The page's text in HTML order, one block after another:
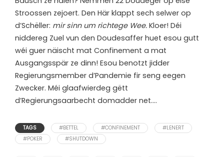
Stroossen zejoert. Den Här klappt sech selwer op
d’Schëller: mir sinn um richtege Wee. Kloer! Déi
niddereg Zuel vun den Doudesaffer huet esou gutt
wéi guer näischt mat Confinement a mat
Ausgangsspär ze dinn! Esou benotzt jidder
Regierungsmember d’Pandemie fir seng eegen
Zwecker. Méi glaafwierdeg gëtt
d’Regierungsaarbecht domadder net….
TAGS #BETTEL #CONFINEMENT
#LENERT
#POKER
#SHUTDOWN